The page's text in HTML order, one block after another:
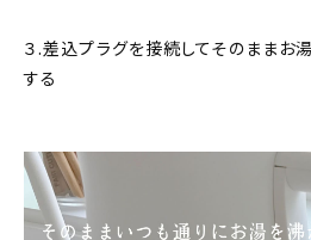
３.差込プラグを接続してそのままお
する